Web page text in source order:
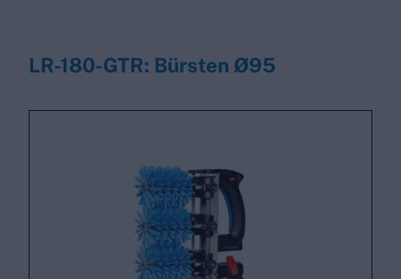
LR-180-GTR: Bürsten Ø95